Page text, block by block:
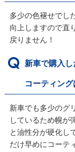
多少の色褪せでし
向上しますので直
戻りません！
新車で購入し
コーティン
新車でも多少のグ
しているため幌が
と油性分が硬化し
だけ早めにコーテ